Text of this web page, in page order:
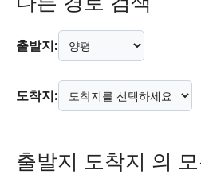
출발지:
도착지:
출발지 도착지 의